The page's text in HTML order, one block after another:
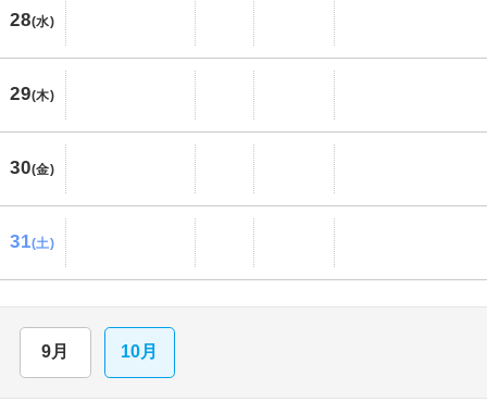
28(水)
29(木)
30(金)
31(土)
9月 10月